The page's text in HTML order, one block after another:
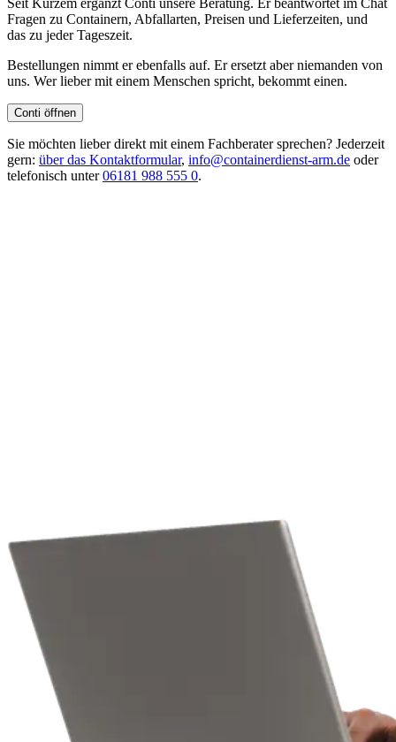
Seit Kurzem ergänzt Conti unsere Beratung. Er beantwortet im Chat
Fragen zu Containern, Abfallarten, Preisen und Lieferzeiten, und
das zu jeder Tageszeit.
Bestellungen nimmt er ebenfalls auf. Er ersetzt aber niemanden von
uns. Wer lieber mit einem Menschen spricht, bekommt einen.
Conti öffnen
Sie möchten lieber direkt mit einem Fachberater sprechen? Jederzeit
gern: über das Kontaktformular, info@containerdienst-arm.de oder
telefonisch unter06181 988 555 0.